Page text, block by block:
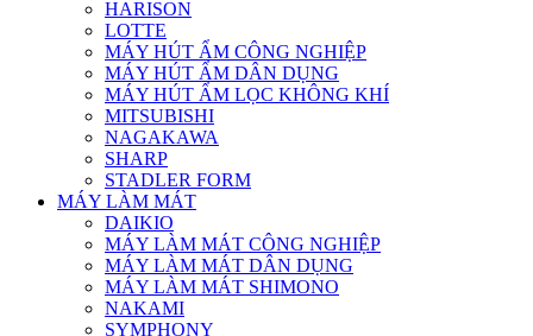
HARISON
LOTTE
MÁY HÚT ẨM CÔNG NGHIỆP
MÁY HÚT ẨM DÂN DỤNG
MÁY HÚT ẨM LỌC KHÔNG KHÍ
MITSUBISHI
NAGAKAWA
SHARP
STADLER FORM
MÁY LÀM MÁT
DAIKIO
MÁY LÀM MÁT CÔNG NGHIỆP
MÁY LÀM MÁT DÂN DỤNG
MÁY LÀM MÁT SHIMONO
NAKAMI
SYMPHONY